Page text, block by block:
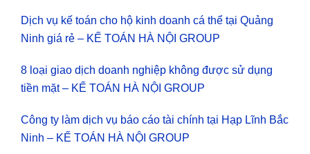
Dịch vụ kế toán cho hộ kinh doanh cá thể tại Quảng
Ninh giá rẻ – KẾ TOÁN HÀ NỘI GROUP
8 loại giao dịch doanh nghiệp không được sử dụng
tiền mặt – KẾ TOÁN HÀ NỘI GROUP
Công ty làm dịch vụ báo cáo tài chính tại Hạp Lĩnh Bắc
Ninh – KẾ TOÁN HÀ NỘI GROUP